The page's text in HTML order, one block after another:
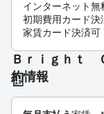
インターネット無
初期費用カード決
家賃カード決済可
Ｂｒｉｇｈｔ
約情報